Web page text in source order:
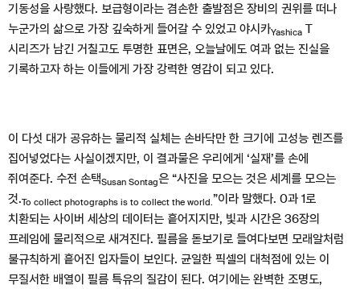
기동성을 사랑했다. 보급형이라는 겸손한 출발점은 장비의 권위를 떠나
누군가의 삶으로 가장 깊숙하게 들어갈 수 있었고 야시카Yashica T
시리즈가 남긴 거칠고도 투명한 표면은, 오늘날에도 여과 없는 진실을
기록하고자 하는 이들에게 가장 강력한 영감이 되고 있다.
이 다섯 대가 공유하는 물리적 실체는 손바닥만 한 크기에 고성능 렌즈를
집어넣었다는 사실이겠지만, 이 결과물은 우리에게 ‘실재’를 손에
쥐여준다. 수전 손택Susan Sontag은 “사진을 모으는 것은 세계를 모으는
것.To collect photographs is to collect the world.”이라 말했다. 0과 1로
치환되는 사이버 세상의 데이터는 흩어지지만, 빛과 시간은 36장의
프레임에 물리적으로 새겨진다. 필름을 돋보기로 들여다보면 모래알처럼
불규칙하게 흩어진 입자들이 보인다. 균일한 픽셀의 대척점에 있는 이
무질서한 배열이 필름 특유의 질감이 된다. 여기에는 완벽한 조명도,